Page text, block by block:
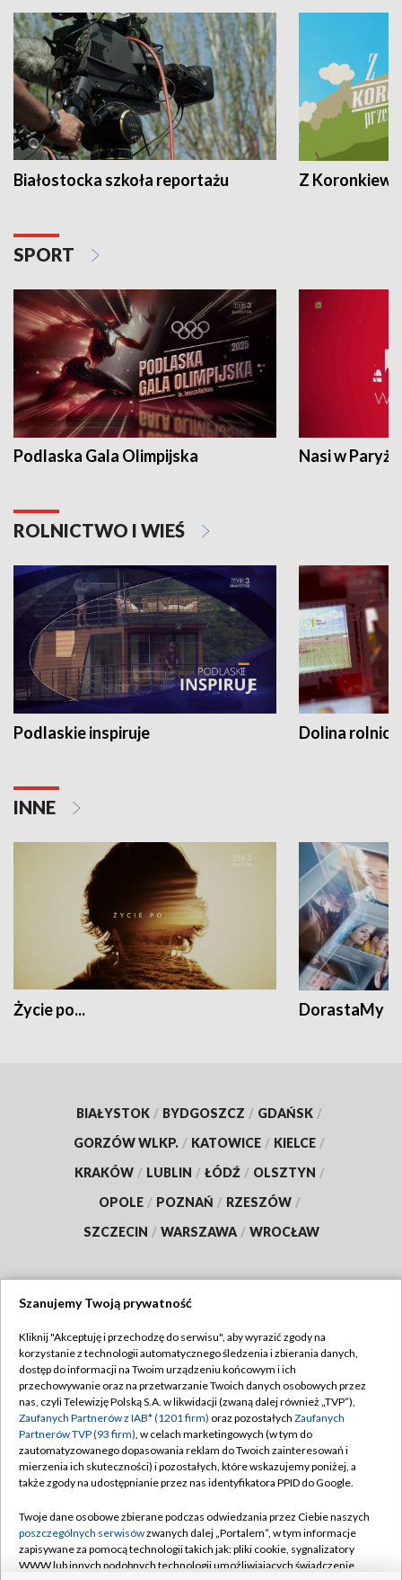
Białostocka szkoła reportażu Z
SPORT
Podlaska Gala Olimpijska Nasi w Paryżu
ROLNICTWO I WIEŚ
Podlaskie inspiruje Dolina
INNE
Życie po... DorastaMy
BIAŁYSTOK / BYDGOSZCZ / GDAŃSK /
GORZÓW WLKP. / KATOWICE / KIELCE /
KRAKÓW / LUBLIN / ŁÓDŹ / OLSZTYN /
OPOLE / POZNAŃ / RZESZÓW /
SZCZECIN / WARSZAWA / WROCŁAW
TVP
Abonament TVP
Emisja w TVP
Centrum informacji TVP
Naziemna Telewizja Cyfrowa
Rada Programowa
System NOS
Regulamin TVP
Polityka prywatności
Moje zgody
Pomoc
Kontakt
Szanujemy Twoją prywatność
Kliknij "Akceptuję i przechodzę do serwisu", aby wyrazić zgody na
korzystanie z technologii automatycznego śledzenia i zbierania danych,
dostęp do informacji na Twoim urządzeniu końcowym i ich
przechowywanie oraz na przetwarzanie Twoich danych osobowych przez
nas, czyli Telewizję Polską S.A. w likwidacji (zwaną dalej również „TVP”),
Zaufanych Partnerów z IAB* (1201 firm) oraz pozostałych Zaufanych
Partnerów TVP (93 firm), w celach marketingowych (w tym do
zautomatyzowanego dopasowania reklam do Twoich zainteresowań i
mierzenia ich skuteczności) i pozostałych, które wskazujemy poniżej, a
także zgody na udostępnianie przez nas identyfikatora PPID do Google.
Twoje dane osobowe zbierane podczas odwiedzania przez Ciebie naszych
poszczególnych serwisówzwanych dalej „Portalem”, w tym informacje
zapisywane za pomocą technologii takich jak: pliki cookie, sygnalizatory
WWW lub innych podobnych technologii umożliwiających świadczenie